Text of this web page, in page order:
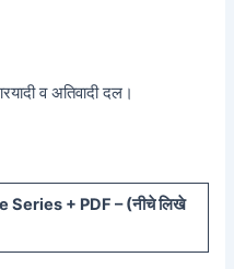
व अतिवादी दल।
Series + PDF – (नीचेलिखे